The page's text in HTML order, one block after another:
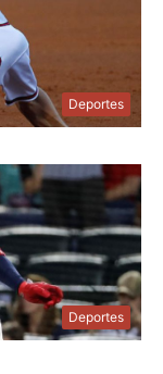
Deportes
Deportes